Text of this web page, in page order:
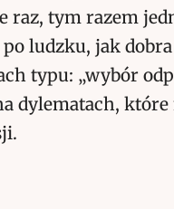
raz, tym razem
ludzku, jak
typu: „wybór
dylematach,